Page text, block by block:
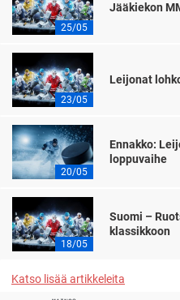
25/05
Jääkiekon
23/05
Leijonat
20/05
Ennakko:
loppuvaihe
18/05
Suomi –
klassikkoon
Katso lisää artikkeleita